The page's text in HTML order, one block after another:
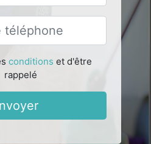
conditions et d'être
rappelé